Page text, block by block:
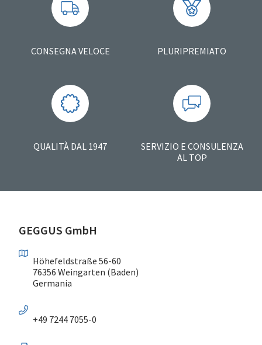
CONSEGNA VELOCE PLURIPREMIATO
QUALITÀ DAL 1947
SERVIZIO E CONSULENZA
AL TOP
GEGGUS GmbH
Höhefeldstraße 56-60
76356 Weingarten (Baden)
Germania
+49 7244 7055-0